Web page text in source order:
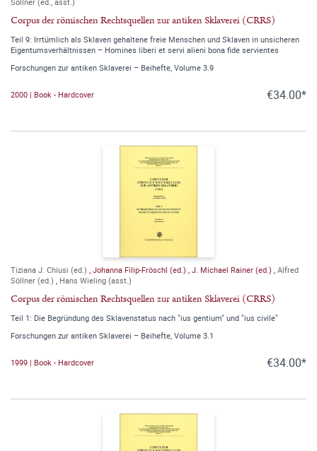
Corpus der römischen Rechtsquellen zur antiken Sklaverei (CRRS)
Teil 9: Irrtümlich als Sklaven gehaltene freie Menschen und Sklaven in unsicheren
Eigentumsverhältnissen – Homines liberi et servi alieni bona fide servientes
Forschungen zur antiken Sklaverei – Beihefte, Volume 3.9
2000 | Book - Hardcover €34.00*
Tiziana J. Chiusi (ed.) Johanna Filip-Fröschl (ed.) J. Michael Rainer (ed.) Alfred
Söllner (ed.)
Hans Wieling (asst.)
Corpus der römischen Rechtsquellen zur antiken Sklaverei (CRRS)
Teil 1: Die Begründung des Sklavenstatus nach "ius gentium" und "ius civile"
Forschungen zur antiken Sklaverei – Beihefte, Volume 3.1
1999 | Book - Hardcover €34.00*